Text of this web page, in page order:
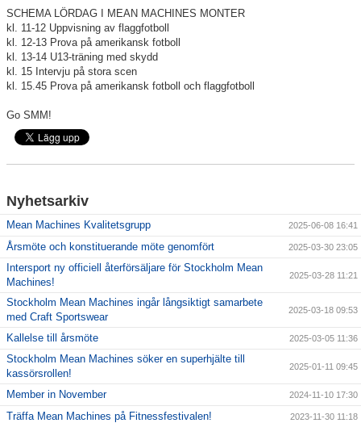
SCHEMA LÖRDAG I MEAN MACHINES MONTER
kl. 11-12 Uppvisning av flaggfotboll
kl. 12-13 Prova på amerikansk fotboll
kl. 13-14 U13-träning med skydd
kl. 15 Intervju på stora scen
kl. 15.45 Prova på amerikansk fotboll och flaggfotboll
Go SMM!
Nyhetsarkiv
Mean Machines Kvalitetsgrupp 2025-06-08 16:41
Årsmöte och konstituerande möte genomfört 2025-03-30 23:05
Intersport ny officiell återförsäljare för Stockholm Mean
Machines!
2025-03-28 11:21
Stockholm Mean Machines ingår långsiktigt samarbete
med Craft Sportswear
2025-03-18 09:53
Kallelse till årsmöte 2025-03-05 11:36
Stockholm Mean Machines söker en superhjälte till
kassörsrollen!
2025-01-11 09:45
Member in November 2024-11-10 17:30
Träffa Mean Machines på Fitnessfestivalen! 2023-11-30 11:18